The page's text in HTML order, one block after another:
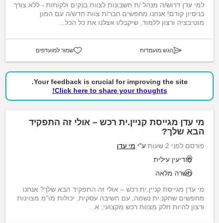
למי עדן דרוש/ה מנהל /ת חשבונות לצוות בנקים ולקוחות - ללא צורך
בניסיון קודם! אנחנו מחפשים חבר/ת צוות חדש/ה עם המון
מוטיבציה ורצון ללמוד, שיקבל/ו אצלנו את כל הכל...
הגש מועמדות שמור למועדפים
Your feedback is crucial for improving the site.
Click here to share your thoughts!
מי עדן מגייסת קניין.ית רכש – אולי זה התפקיד
הבא שלך?
פורסם לפני 2 שעות ע"י מי עדן
מודיעין עילית
משרה מלאה
מי עדן מגייסת קניין.ית רכש – אולי זה התפקיד הבא שלך? אנחנו
מחפשים שחקנ.ית נשמה, עם חשיבה עסקית, יכולות מו"מ מצוינות
ורצון להיות חלק מצוות רכש מקצועי, א...